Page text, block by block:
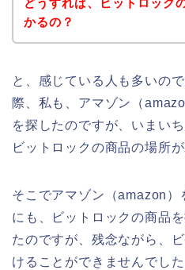
どうすれば、ビットロック
かるの？
と、感じている人も多いの
際、私も、アマゾン（
を探したのですが、いまい
ビットロックの商品の場所
そこでアマゾン（amazon
にも、ビットロックの商品
たのですが、残念ながら、
けることができませんでした